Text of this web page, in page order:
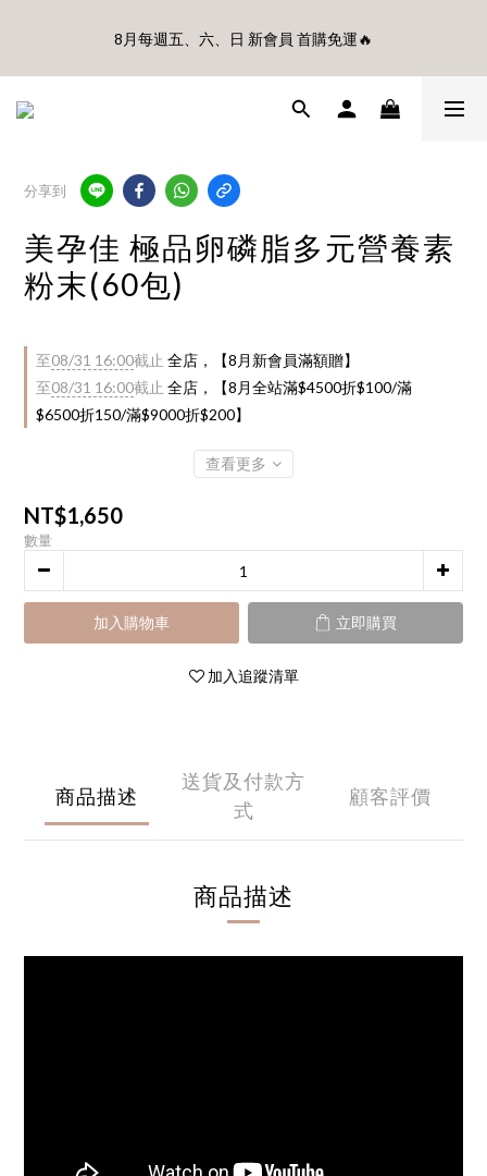
Disney輕量摺疊椅(不累贈)🎊
8月每週五、六、日 新會員 首購免運🔥
🎊8月底前、首購滿$3500贈UBMOM透明防水提袋 滿$6500贈
分享到
美孕佳 極品卵磷脂多元營養素
粉末(60包)
至08/31 16:00截止 全店，【8月新會員滿額贈】
至08/31 16:00截止 全店，【8月全站滿$4500折$100/滿
$6500折150/滿$9000折$200】
查看更多
NT$1,650
數量
加入購物車 立即購買
加入追蹤清單
商品描述
送貨及付款方
式
顧客評價
商品描述